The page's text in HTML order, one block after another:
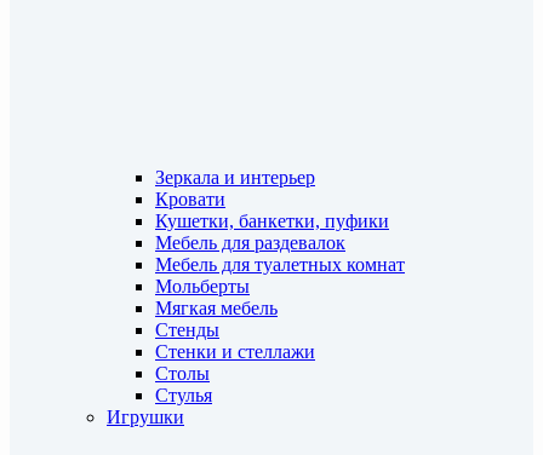
Зеркала и интерьер
Кровати
Кушетки, банкетки, пуфики
Мебель для раздевалок
Мебель для туалетных комнат
Мольберты
Мягкая мебель
Стенды
Стенки и стеллажи
Столы
Стулья
Игрушки